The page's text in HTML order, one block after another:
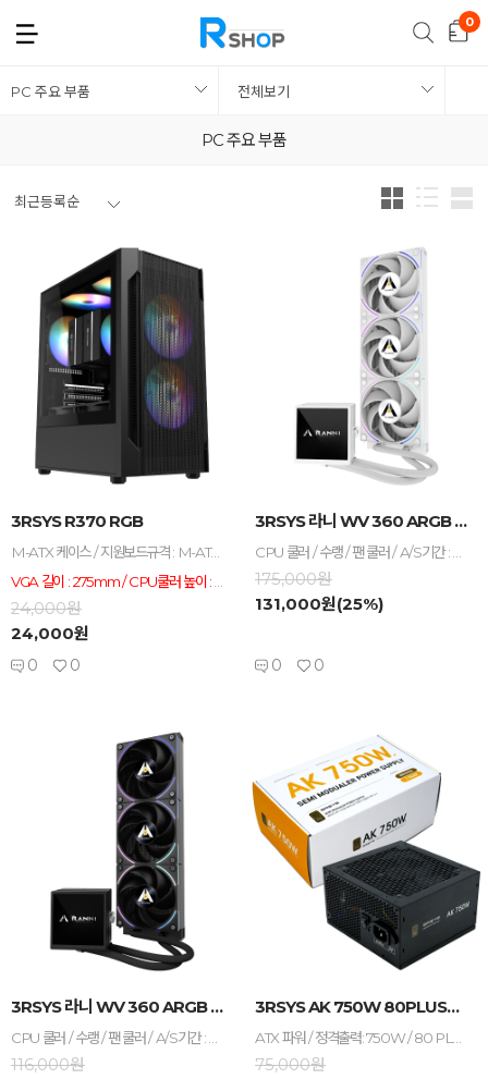
PC 주요 부품 전체보기
PC 주요 부품
최근등록순
3RSYS R370 RGB
M-ATX 케이스 / 지원보드규격 : M-ATX , ITX / VGA 길이 : 275mm / CPU쿨러 높이 : 158m / 미니타워 / 파워미포함 / [패널] 전면 패널 타입 : 메쉬 / 측면 패널 타입 : 강화유리 / [쿨러/튜닝] 쿨링팬 : 총3개 / LED팬 : 3개 / 후면 : 120mm LED x1 / 전면 : 120mm LED x2 / [크기] 너비(W) : 200mm / 깊이(D) : 317mm / 높이(H) : 390mm / [호환성] 파워 장착 길이 : 160mm / 파워 위치 : 하단후면 / LED 색상 : RGB
24,000원
24,000원
0
0
3RSYS 라니 WV 360 ARGB WHITE (...
175,000원
131,000원(25%)
0 0
3RSYS 라니 WV 360 ARGB BLACK C...
116,000원
3RSYS AK 750W 80PLUS브론즈 모듈러 ...
75,000원